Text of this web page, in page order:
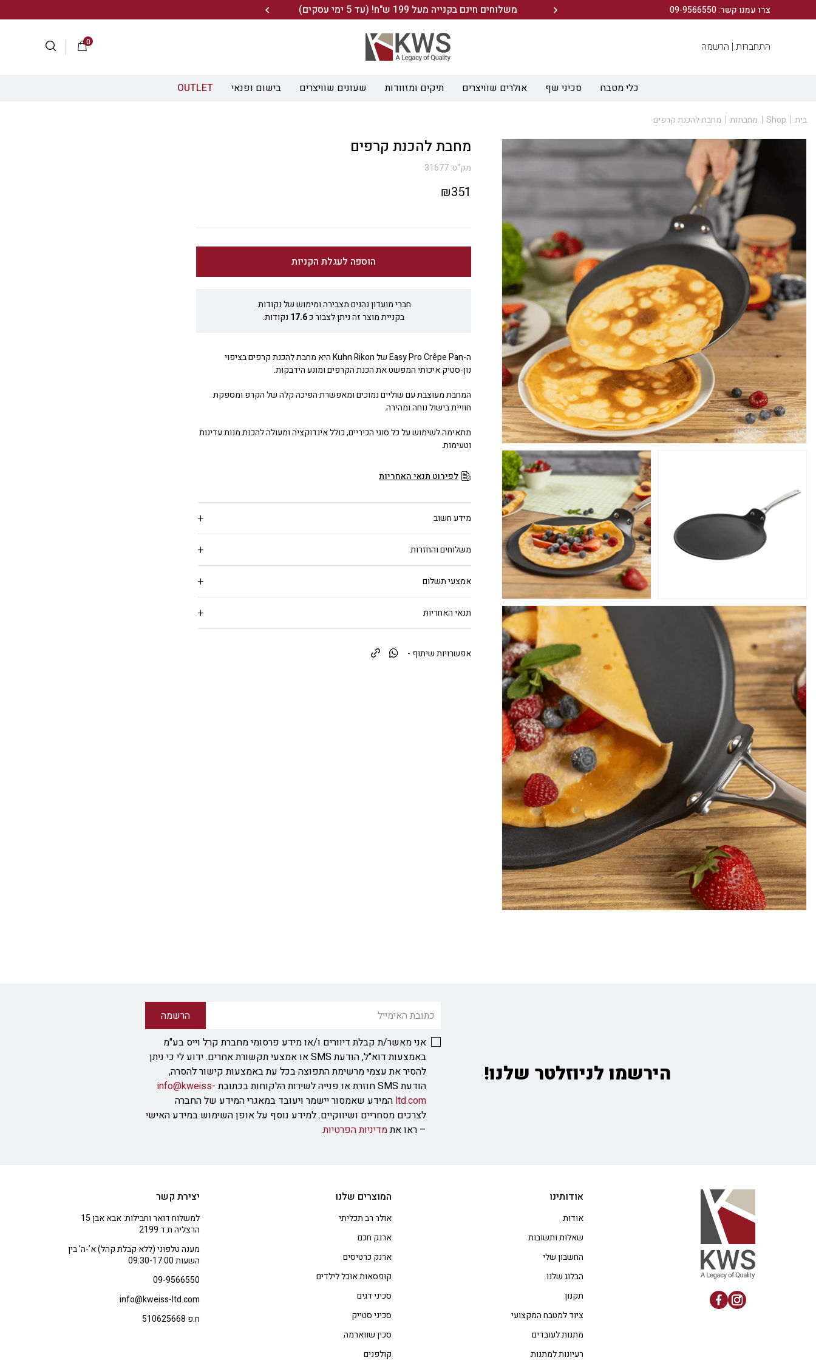
צרו עמנו קשר: 09-9566550
הירשמו לניוזלטר שלנו ותיהנו מ- 10% הנחה ברכישה הראשונה! משלוחים חינם בקנייה מעל 199 ש"ח! (עד 5 ימי עסקים)
התחברות | הרשמה 0
כלי מטבח סכיני שף אולרים שוויצרים תיקים ומזוודות שעונים שוויצרים בישום ופנאי OUTLET
בית Shop מחבתות מחבת להכנת קרפים
מחבת להכנת קרפים
מק"ט:31677
₪351
הוספה לעגלת הקניות
חברי מועדון נהנים מצבירה ומימוש של נקודות.
בקניית מוצר זה ניתן לצבור כ17.6 נקודות.
ה-Easy Pro Crêpe Pan של Kuhn Rikon היא מחבת להכנת קרפים בציפוי
נון-סטיק איכותי המפשט את הכנת הקרפים ומונע הידבקות.
המחבת מעוצבת עם שוליים נמוכים ומאפשרת הפיכה קלה של הקרפ ומספקת
חוויית בישול נוחה ומהירה.
מתאימה לשימוש על כל סוגי הכיריים, כולל אינדוקציה ומעולה להכנת מנות עדינות
וטעימות.
לפירוט תנאי האחריות
מידע חשוב
משלוחים והחזרות
אמצעי תשלום
תנאי האחריות
אפשרויות שיתוף -
הירשמו לניוזלטר שלנו!
הרשמה
אני מאשר/ת קבלת דיוורים ו/או מידע פרסומי מחברת קרל וייס בע"מ
באמצעות דוא"ל, הודעת SMS או אמצעי תקשורת אחרים. ידוע לי כי ניתן
להסיר את עצמי מרשימת התפוצה בכל עת באמצעות קישור להסרה,
הודעת SMS חוזרת או פנייה לשירות הלקוחות בכתובת
info@kweiss-
ltd.com המידע שאמסור יישמר ויעובד במאגרי המידע של החברה
לצרכים מסחריים ושיווקיים. למידע נוסף על אופן השימוש במידע האישי
– ראו אתמדיניות הפרטיות.
אודותינו
אודות
שאלות ותשובות
החשבון שלי
הבלוג שלנו
תקנון
ציוד למטבח המקצועי
מתנות לעובדים
רעיונות למתנות
המוצרים שלנו
אולר רב תכליתי
ארנק חכם
ארנק כרטיסים
קופסאות אוכל לילדים
סכיני דגים
סכיני סטייק
סכין שווארמה
קולפנים
יצירת קשר
למשלוח דואר וחבילות: אבא אבן 15
הרצליה ת.ד 2199
מענה טלפוני (ללא קבלת קהל) א’-ה’ בין
השעות 09:30-17:00
09-9566550
info@kweiss-ltd.com
ח.פ 510625668